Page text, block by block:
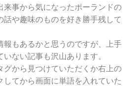
来事から気になったポーランドの
話や趣味のものを好き勝手残して
報もあるかと思うのですが、上手
ない記事も沢山あります。
グから見つけていただくか右上の
してから画面に単語を入れていた